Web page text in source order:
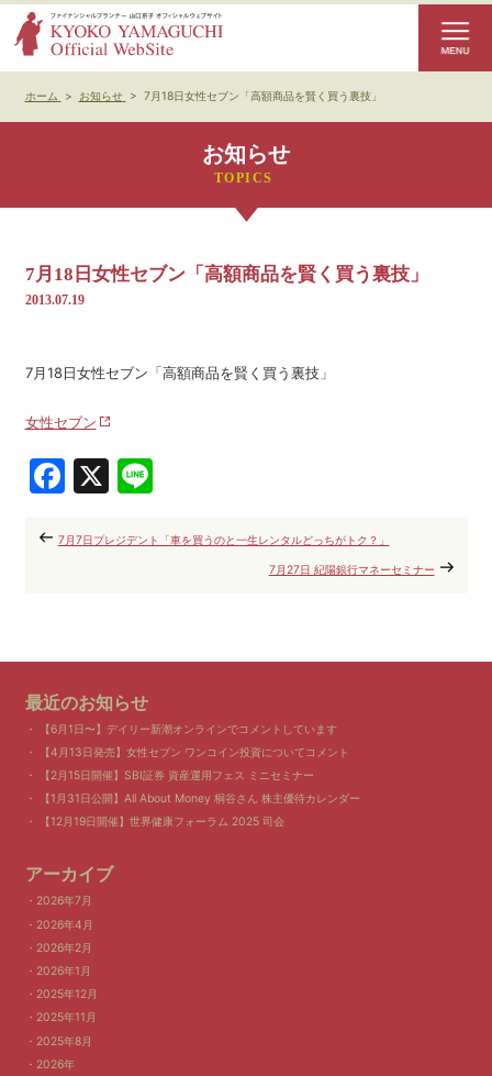
ホーム > お知らせ > 7月18日女性セブン「高額商品を賢く買う裏技」
お知らせ
7月18日女性セブン「高額商品を賢く買う裏技」
2013.07.19
7月18日女性セブン「高額商品を賢く買う裏技」
女性セブン
Facebook
X Line
7月7日プレジデント「車を買うのと一生レンタルどっちがトク？」
7月27日 紀陽銀行マネーセミナー
最近のお知らせ
【6月1日〜】デイリー新潮オンラインでコメントしています
【4月13日発売】女性セブン ワンコイン投資についてコメント
【2月15日開催】SBI証券 資産運用フェス ミニセミナー
【1月31日公開】All About Money 桐谷さん 株主優待カレンダー
【12月19日開催】世界健康フォーラム 2025 司会
アーカイブ
2026年7月
2026年4月
2026年2月
2026年1月
2025年12月
2025年11月
2025年8月
2026年